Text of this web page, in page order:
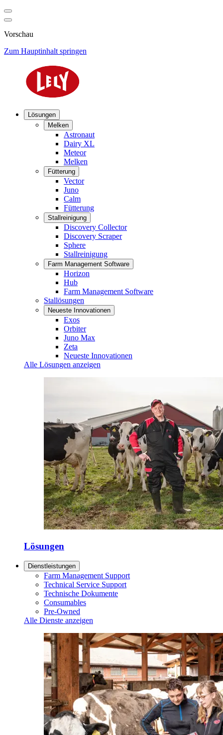
Vorschau
Zum Hauptinhalt springen
Lösungen
Melken
Astronaut
Dairy XL
Meteor
Melken
Fütterung
Vector
Juno
Calm
Fütterung
Stallreinigung
Discovery Collector
Discovery Scraper
Sphere
Stallreinigung
Farm Management Software
Horizon
Hub
Farm Management Software
Stallösungen
Neueste Innovationen
Exos
Orbiter
Juno Max
Zeta
Neueste Innovationen
Alle Lösungen anzeigen
Lösungen
Dienstleistungen
Farm Management Support
Technical Service Support
Technische Dokumente
Consumables
Pre-Owned
Alle Dienste anzeigen